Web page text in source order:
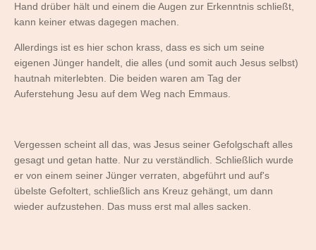
Hand drüber hält und einem die Augen zur Erkenntnis schließt,
kann keiner etwas dagegen machen.
Allerdings ist es hier schon krass, dass es sich um seine
eigenen Jünger handelt, die alles (und somit auch Jesus selbst)
hautnah miterlebten. Die beiden waren am Tag der
Auferstehung Jesu auf dem Weg nach Emmaus.
Vergessen scheint all das, was Jesus seiner Gefolgschaft alles
gesagt und getan hatte. Nur zu verständlich. Schließlich wurde
er von einem seiner Jünger verraten, abgeführt und auf's
übelste Gefoltert, schließlich ans Kreuz gehängt, um dann
wieder aufzustehen. Das muss erst mal alles sacken.